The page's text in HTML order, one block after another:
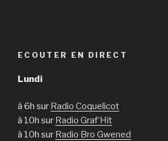
ECOUTER EN DIRECT
Lundi
à 6h sur Radio Coquelicot
à 10h sur Radio Graf’Hit
à 10h sur Radio Bro Gwened